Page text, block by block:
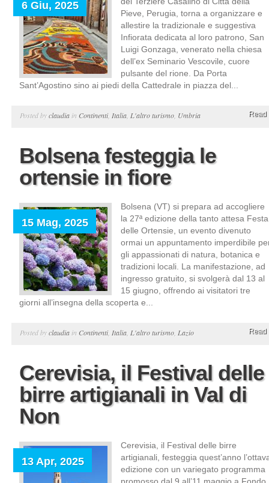
6 Giu, 2025
Pieve, Perugia, torna a organizzare e
allestire la tradizionale e suggestiva
Infiorata dedicata al loro patrono, San
Luigi Gonzaga, venerato nella chiesa
dell’ex Seminario Vescovile, cuore
pulsante del rione. Da Porta
Sant’Agostino sino ai piedi della Cattedrale in piazza del...
Posted byclaudia in Continenti, Italia L'altro turismo Umbria Read
Bolsena festeggia le
ortensie in fiore
15 Mag, 2025
Bolsena (VT) si prepara ad accogliere
la 27ª edizione della tanto attesa Festa
delle Ortensie, un evento divenuto
ormai un appuntamento imperdibile
gli appassionati di natura, botanica e
tradizioni locali. La manifestazione, ad
ingresso gratuito, si svolgerà dal 13 al
15 giugno, offrendo ai visitatori tre
giorni all’insegna della scoperta e...
Posted byclaudia in Continenti, Italia L'altro turismo Lazio Read
Cerevisia, il Festival delle
birre artigianali in Val di
Non
13 Apr, 2025
Cerevisia, il Festival delle birre
artigianali, festeggia quest’anno
edizione con un variegato programma